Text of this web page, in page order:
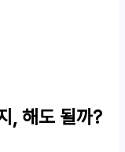
, 해도 될까?